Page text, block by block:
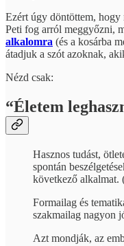
Ezért úgy döntöttem, hogy
Peti fog arról meggyőzni,
alkalomra (és a kosárba
átadjuk a szót azoknak,
Nézd csak:
“Életem
Hasznos tudást,
spontán
következő
Formailag és
szakmailag nagyon
Azt mondják, az